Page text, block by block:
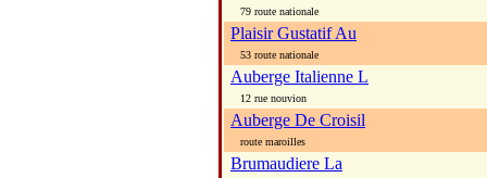
79 route nationale
Plaisir Gustatif Au
53 route nationale
Auberge Italienne L
12 rue nouvion
Auberge De Croisil
route maroilles
Brumaudiere La